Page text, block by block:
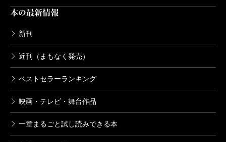
本の最新情報
新刊
近刊（まもなく発売）
ベストセラーランキング
映画・テレビ・舞台作品
一章まるごと試し読みできる本